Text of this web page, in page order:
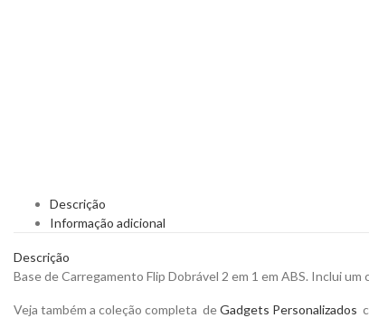
Descrição
Informação adicional
Descrição
Base de Carregamento Flip Dobrável 2 em 1 em ABS. Inclui
Veja também a coleção completa deGadgets Personalizados